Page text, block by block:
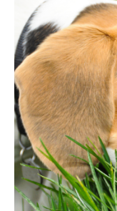
e
t
e
n
a
j
í
t
?